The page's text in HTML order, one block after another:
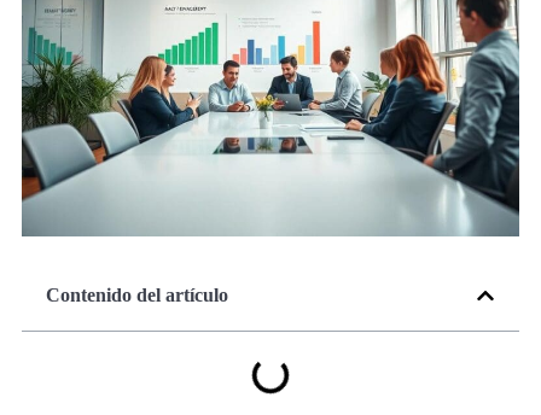
Contenido del artículo